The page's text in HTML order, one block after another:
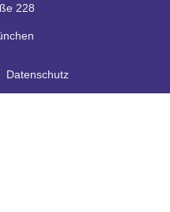
228
Datenschutz